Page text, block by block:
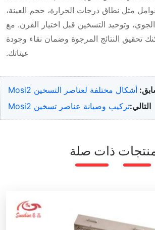
الأقصى للفراغ هو 7×10-4 باسكال. يتميز بالتوحيد الممتاز والتحكم
واللحام والتصليد وغيرها في الفراغ.
والمركبات السيراميكية المعدنية،
ومواد السبائك، بالإضافة إلى عمليات لحام
مثل نطاق درجات الحرارة، حجم العينة،
وتوحيد التسخين قبل اختيار الفرن. مع
تحقيق النتائج المرجوة وضمان نقاء وجودة
عيناتك.
أشكال مختلفة لعناصر التسخين Mosi2
التالي:تركيب وصيانة عناصر تسخين Mosi2
ذات صلة